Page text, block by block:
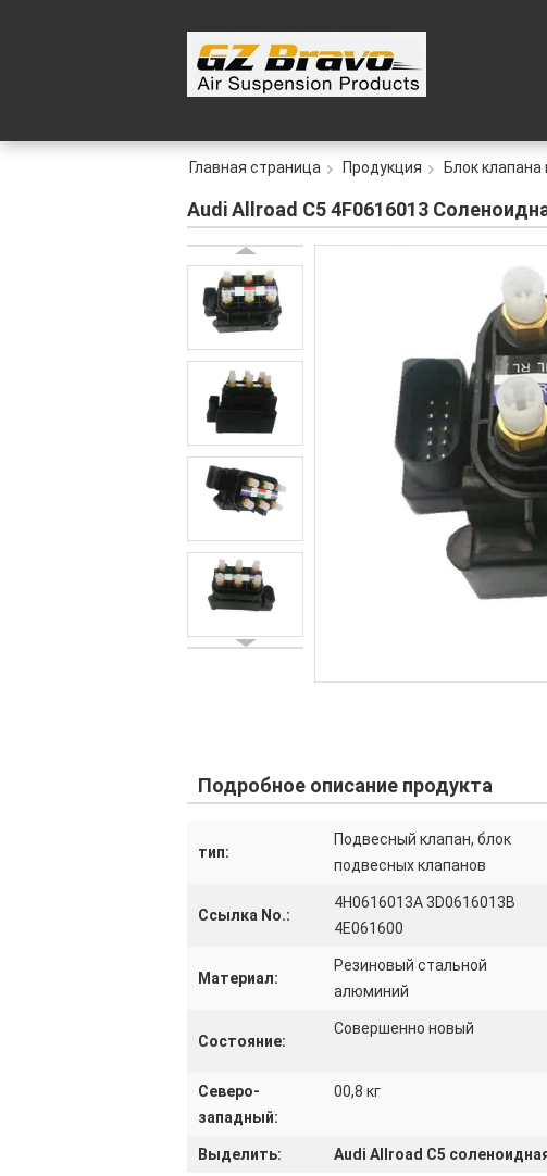
Главная страница Продукция Блок
Audi Allroad C5 4F0616013
Подробное описание продукта
тип:
Подвесный клапан, блок
подвесных клапанов
Ссылка No.:
4H0616013A 3D0616013B
4E061600
Материал:
Резиновый стальной
алюминий
Состояние:
Совершенно новый
Северо-
западный:
00,8 кг
Выделить: Audi Allroad C5